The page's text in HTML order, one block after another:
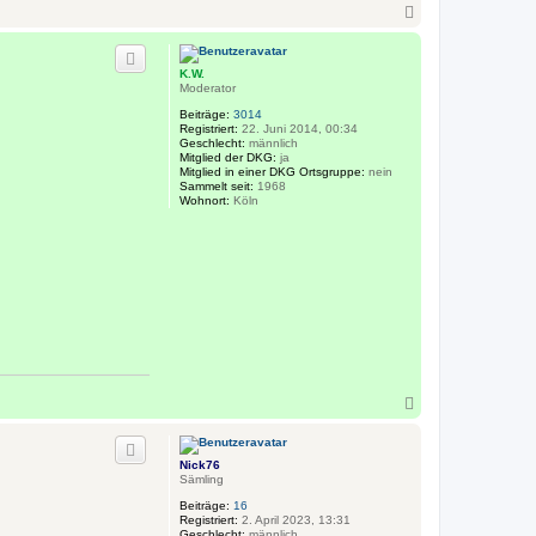
K.W.
Moderator
Beiträge: 3014
Registriert: 22. Juni 2014, 00:34
Geschlecht: männlich
Mitglied der DKG: ja
Mitglied in einer DKG Ortsgruppe: nein
Sammelt seit: 1968
Wohnort: Köln
Nick76
Sämling
Beiträge: 16
Registriert: 2. April 2023, 13:31